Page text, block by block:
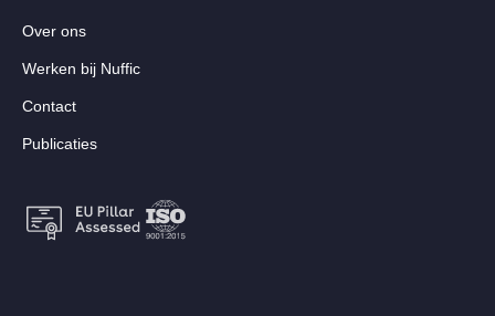
Over ons
Werken bij Nuffic
Contact
Publicaties